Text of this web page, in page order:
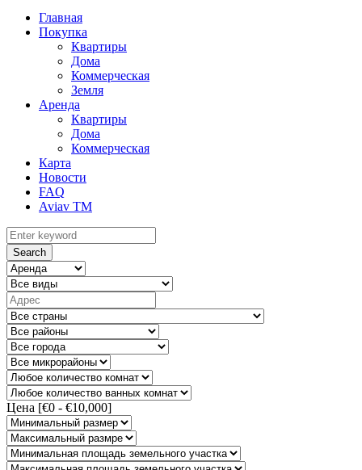
Главная
Покупка
Квартиры
Дома
Коммерческая
Земля
Аренда
Квартиры
Дома
Коммерческая
Карта
Новости
FAQ
Aviav TM
Search
Цена [€0 - €10,000]